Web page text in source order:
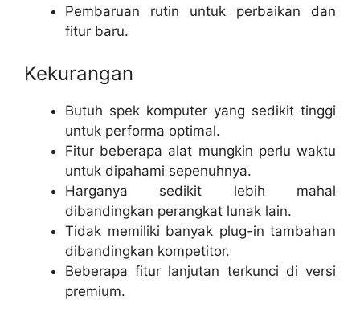
Pembaruan rutin untuk perbaikan dan
fitur baru.
Kekurangan
Butuh spek komputer yang sedikit tinggi
untuk performa optimal.
Fitur beberapa alat mungkin perlu waktu
untuk dipahami sepenuhnya.
Harganya sedikit lebih mahal
dibandingkan perangkat lunak lain.
Tidak memiliki banyak plug-in tambahan
dibandingkan kompetitor.
Beberapa fitur lanjutan terkunci di versi
premium.